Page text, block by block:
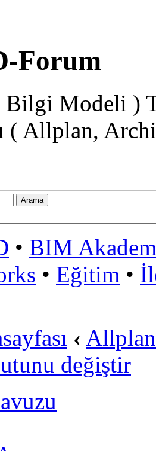
Forum
Bilgi Modeli )
( Allplan,
• BIM
• Eğitim •
‹
değiştir